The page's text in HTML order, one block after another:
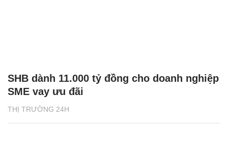
THỊ TRƯỜNG 24H
SHB dành 11.000 tỷ đồng cho doanh nghiệp
SME vay ưu đãi